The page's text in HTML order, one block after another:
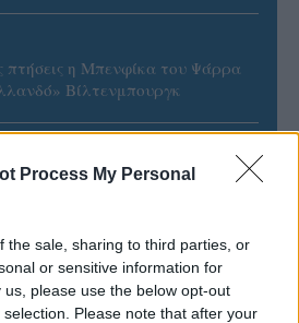
Process My Personal
the sale, sharing to third parties, or
or sensitive information for
please use the below opt-out
Please note that after your
πτήσεις η Μπενφίκα του Ψάρρα
Βίλτενμπουργκ
τεστ της Εθνικής στο
ΠΑΣΑΠΠ και